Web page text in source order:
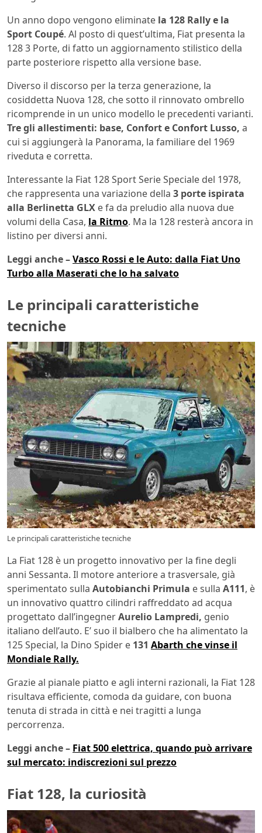
Un anno dopo vengono eliminate la 128 Rally e la
Sport Coupé. Al posto di quest’ultima, Fiat presenta la
128 3 Porte, di fatto un aggiornamento stilistico della
parte posteriore rispetto alla versione base.
Diverso il discorso per la terza generazione, la
cosiddetta Nuova 128, che sotto il rinnovato ombrello
ricomprende in un unico modello le precedenti varianti.
Tre gli allestimenti: base, Confort e Confort Lusso, a
cui si aggiungerà la Panorama, la familiare del 1969
riveduta e corretta.
Interessante la Fiat 128 Sport Serie Speciale del 1978,
che rappresenta una variazione della 3 porte ispirata
alla Berlinetta GLX e fa da preludio alla nuova due
volumi della Casa, la Ritmo. Ma la 128 resterà ancora in
listino per diversi anni.
Leggi anche –Vasco Rossi e le Auto: dalla Fiat Uno
Turbo alla Maserati che lo ha salvato
Le principali caratteristiche
tecniche
Le principali caratteristiche tecniche
La Fiat 128 è un progetto innovativo per la fine degli
anni Sessanta. Il motore anteriore a trasversale, già
sperimentato sulla Autobianchi Primula e sulla A111, è
un innovativo quattro cilindri raffreddato ad acqua
progettato dall’ingegnerAurelio Lampredi, genio
italiano dell’auto. E’ suo il bialbero che ha alimentato la
125 Special, la Dino Spider e 131 Abarth che vinse il
Mondiale Rally.
Grazie al pianale piatto e agli interni razionali, la Fiat 128
risultava efficiente, comoda da guidare, con buona
tenuta di strada in città e nei tragitti a lunga
percorrenza.
Leggi anche – Fiat 500 elettrica, quando può arrivare
sul mercato: indiscrezioni sul prezzo
Fiat 128, la curiosità